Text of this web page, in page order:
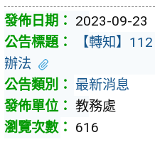
2023-09-23
【轉知】
辦法
最新消息
教務處
616